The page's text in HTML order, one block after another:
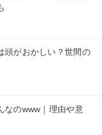
頭がおかしい？世間の
なのwww｜理由や意